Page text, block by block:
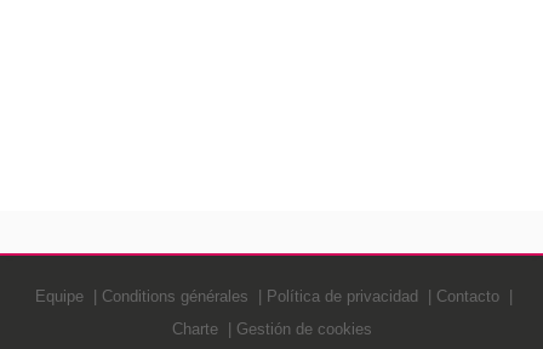
Equipe Conditions générales Política de privacidad
Contacto
Charte
Gestión de cookies